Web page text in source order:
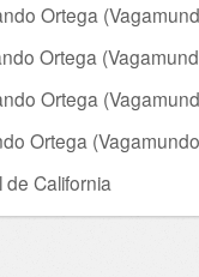
Ortega
Ortega
Ortega
Ortega
California